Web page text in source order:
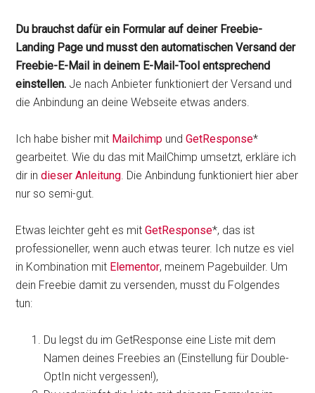
Du brauchst dafür ein Formular auf deiner Freebie-
Landing Page und musst den automatischen Versand der
Freebie-E-Mail in deinem E-Mail-Tool entsprechend
einstellen. Je nach Anbieter funktioniert der Versand und
die Anbindung an deine Webseite etwas anders.
Ich habe bisher mit Mailchimp undGetResponse*
gearbeitet. Wie du das mit MailChimp umsetzt, erkläre ich
dir indieser Anleitung. Die Anbindung funktioniert hier aber
nur so semi-gut.
Etwas leichter geht es mitGetResponse*, das ist
professioneller, wenn auch etwas teurer. Ich nutze es viel
in Kombination mit Elementor, meinem Pagebuilder. Um
dein Freebie damit zu versenden, musst du Folgendes
tun:
Du legst du im GetResponse eine Liste mit dem
Namen deines Freebies an (Einstellung für Double-
OptIn nicht vergessen!),